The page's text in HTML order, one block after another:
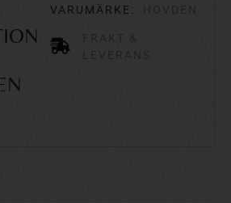
VARUMÄRKE:
HOVDEN
FRAKT &
LEVERANS